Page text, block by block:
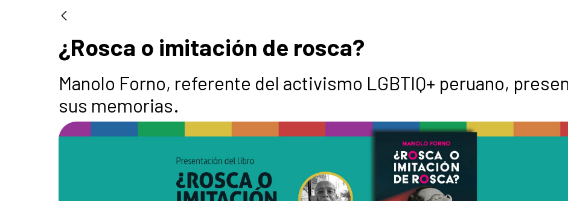
¿Rosca o imitación de rosca?
Manolo Forno, referente del activismo LGBTIQ+ peruano,
sus memorias.